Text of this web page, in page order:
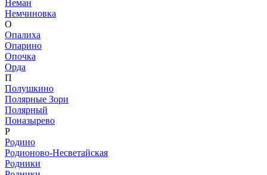
Неман
Немчиновка
О
Опалиха
Опарино
Опочка
Орда
П
Полушкино
Полярные Зори
Полярный
Поназырево
Р
Родино
Родионово-Несветайская
Родники